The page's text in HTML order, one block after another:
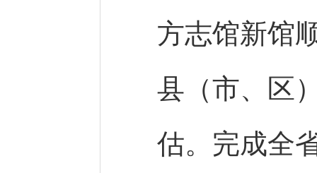
方志馆新馆
县（市、区
估。完成全